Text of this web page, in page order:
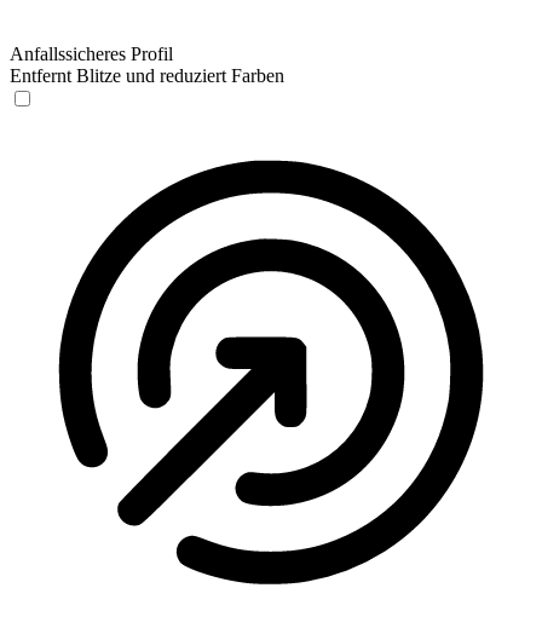
Anfallssicheres Profil
Entfernt Blitze und reduziert Farben